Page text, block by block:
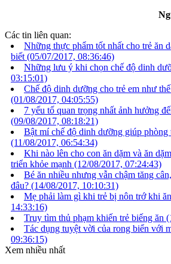
Các tin liên quan:
Những thực phẩm tốt nhất cho trẻ ăn
biết (05/07/2017, 08:36:46)
Những lưu ý khi chọn chế độ dinh
03:15:01)
Chế độ dinh dưỡng cho trẻ em như
(01/08/2017, 04:05:55)
7 yếu tố quan trọng nhất ảnh hưởng
(09/08/2017, 08:18:21)
Bật mí chế độ dinh dưỡng giúp phòng
(11/08/2017, 06:54:34)
Khi nào lên cho con ăn dặm và ăn
triển khỏe mạnh (12/08/2017, 07:24:43)
Bé ăn nhiều nhưng vẫn chậm tăng
đâu? (14/08/2017, 10:10:31)
Mẹ phải làm gì khi trẻ bị nôn trớ khi
14:33:16)
Truy tìm thủ phạm khiến trẻ biếng ăn
Tác dụng tuyệt vời của rong biển với
09:36:15)
Xem nhiều nhất